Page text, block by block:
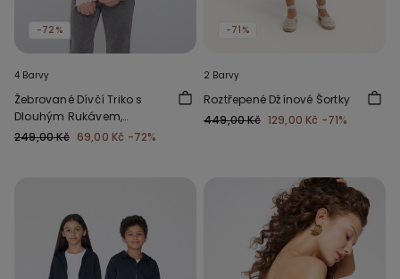
-72%
4 Barvy
Žebrované Dívčí Triko s
Dlouhým Rukávem,
Kulatým Výstřihem a
249,00 Kč 69,00 Kč -72%
-71%
2 Barvy
Roztřepené Džínové Šortky
449,00 Kč 129,00 Kč -71%